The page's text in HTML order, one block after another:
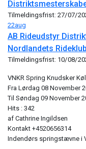
Tilmeldingsfrist: 27/07/
22aug
AB Rideudstyr
Nordlandets Rideklub
Tilmeldingsfrist: 10/08/
VNKR Spring Knudsker
Fra Lørdag 08 November
Til Søndag 09 November
Hits : 342
af Cathrine Ingildsen
Kontakt +4520656314
Indendørs springstævne i